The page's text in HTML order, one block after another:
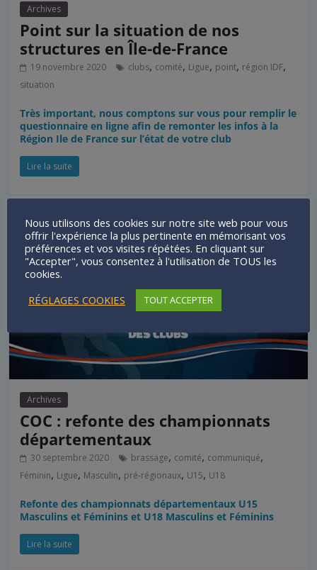
Archives
Point sur la situation de nos
structures en Île-de-France
19 novembre 2020 clubs, comité, Ligue, point, région IDF,
situation
Très important, nous comptons sur vous pour remplir le
questionnaire en ligne afin de remonter les infos à la
Région Ile de France sur l’état de votre club
Lire la suite
Archives
COC : refonte des championnats
départementaux
30 septembre 2020 brassage, comité, communiqué,
Féminin, Ligue, Masculin, pré-régionaux, U15, U18
Refonte des championnats départementaux U15
Masculins et Féminins et U18 Masculins et Féminins
Lire la suite
Nous utilisons des cookies sur notre site web pour vous
offrir l'expérience la plus pertinente en mémorisant vos
préférences et vos visites répétées. En cliquant sur
"Accepter", vous consentez à l'utilisation de TOUS les
cookies.
RÉGLAGES COOKIES
TOUT ACCEPTER